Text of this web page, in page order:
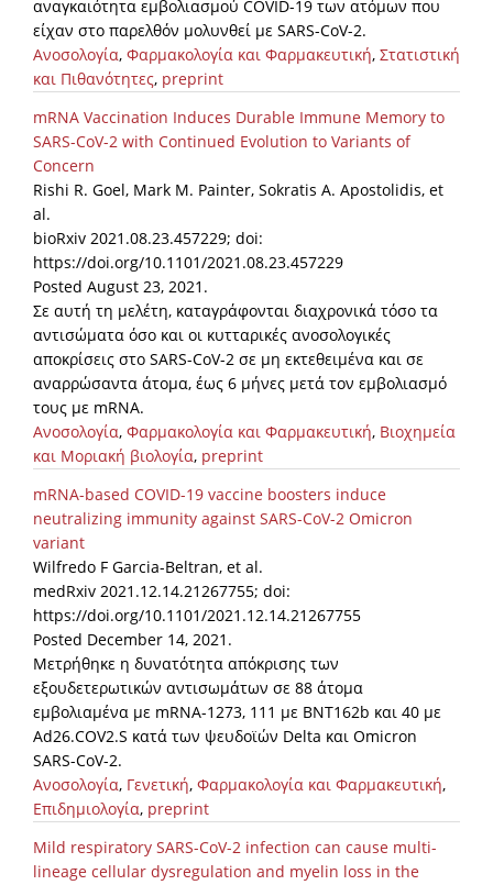
αναγκαιότητα εμβολιασμού COVID-19 των ατόμων που
είχαν στο παρελθόν μολυνθεί με SARS-CoV-2.
Ανοσολογία, Φαρμακολογία και Φαρμακευτική, Στατιστική
και Πιθανότητες, preprint
mRNA Vaccination Induces Durable Immune Memory to
SARS-CoV-2 with Continued Evolution to Variants of
Concern
Rishi R. Goel, Mark M. Painter, Sokratis A. Apostolidis, et
al.
bioRxiv 2021.08.23.457229; doi:
https://doi.org/10.1101/2021.08.23.457229
Posted August 23, 2021.
Σε αυτή τη μελέτη, καταγράφονται διαχρονικά τόσο τα
αντισώματα όσο και οι κυτταρικές ανοσολογικές
αποκρίσεις στο SARS-CoV-2 σε μη εκτεθειμένα και σε
αναρρώσαντα άτομα, έως 6 μήνες μετά τον εμβολιασμό
τους με mRNA.
Ανοσολογία, Φαρμακολογία και Φαρμακευτική, Βιοχημεία
και Μοριακή βιολογία, preprint
mRNA-based COVID-19 vaccine boosters induce
neutralizing immunity against SARS-CoV-2 Omicron
variant
Wilfredo F Garcia-Beltran, et al.
medRxiv 2021.12.14.21267755; doi:
https://doi.org/10.1101/2021.12.14.21267755
Posted December 14, 2021.
Μετρήθηκε η δυνατότητα απόκρισης των
εξουδετερωτικών αντισωμάτων σε 88 άτομα
εμβολιαμένα με mRNA-1273, 111 με BNT162b και 40 με
Ad26.COV2.S κατά των ψευδοϊών Delta και Omicron
SARS-CoV-2.
Ανοσολογία, Γενετική, Φαρμακολογία και Φαρμακευτική,
Επιδημιολογία, preprint
Mild respiratory SARS-CoV-2 infection can cause multi-
lineage cellular dysregulation and myelin loss in the